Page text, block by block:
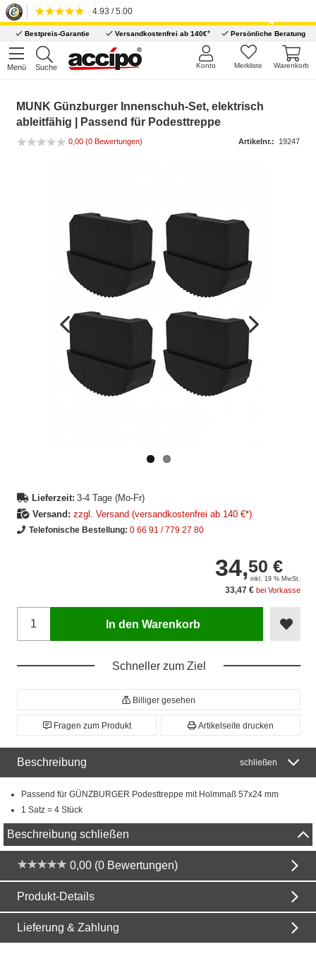
4.93 / 5.00
Bestpreis-Garantie Versandkostenfrei ab 140€* Persönliche Beratung
Menü Suche Warenkorb
Merkliste
Konto
MUNK Günzburger Innenschuh-Set, elektrisch
ableitfähig | Passend für Podesttreppe
0,00 (0 Bewertungen) Artikelnr.: 19247
Vorheriges
Bild
Nächstes
Bild
Lieferzeit: 3-4 Tage (Mo-Fr)
Versand: zzgl. Versand (versandkostenfrei ab 140 €*)
Telefonische Bestellung: 0 66 91 / 779 27 80
34,50 €
inkl. 19 % MwSt.
33,47 € bei Vorkasse
In den Warenkorb
Schneller zum Ziel
Billiger gesehen
Fragen zum Produkt Artikelseite drucken
Beschreibung schließen
Passend für GÜNZBURGER Podesttreppe mit Holmmaß 57x24 mm
1 Satz = 4 Stück
Beschreibung schließen
0,00 (0 Bewertungen)
Produkt-Details
Lieferung & Zahlung